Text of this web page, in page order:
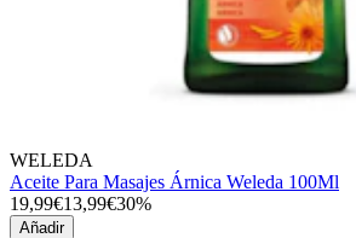
WELEDA
Aceite Para Masajes Árnica Weleda 100Ml
19,99€13,99€30%
Añadir